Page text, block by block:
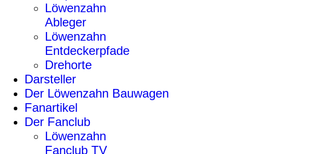
Löwenzahn
Ableger
Löwenzahn
Entdeckerpfade
Drehorte
Darsteller
Der Löwenzahn Bauwagen
Fanartikel
Der Fanclub
Löwenzahn
Fanclub TV